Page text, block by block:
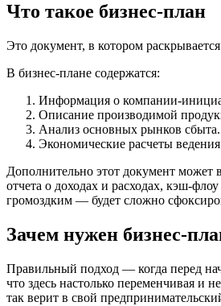
Что такое бизнес-план
Это документ, в котором
В бизнес-плане содержатся:
Информация о компании-
Описание производимой
Анализ основных рынков сбыта.
Экономические расчеты ведения
Дополнительно этот документ
отчета о доходах и расходах, кэш-
громоздким — будет сложно
Зачем нужен бизнес-
Правильный подход — когда перед
что здесь настолько переменчивая и
так верит в свой